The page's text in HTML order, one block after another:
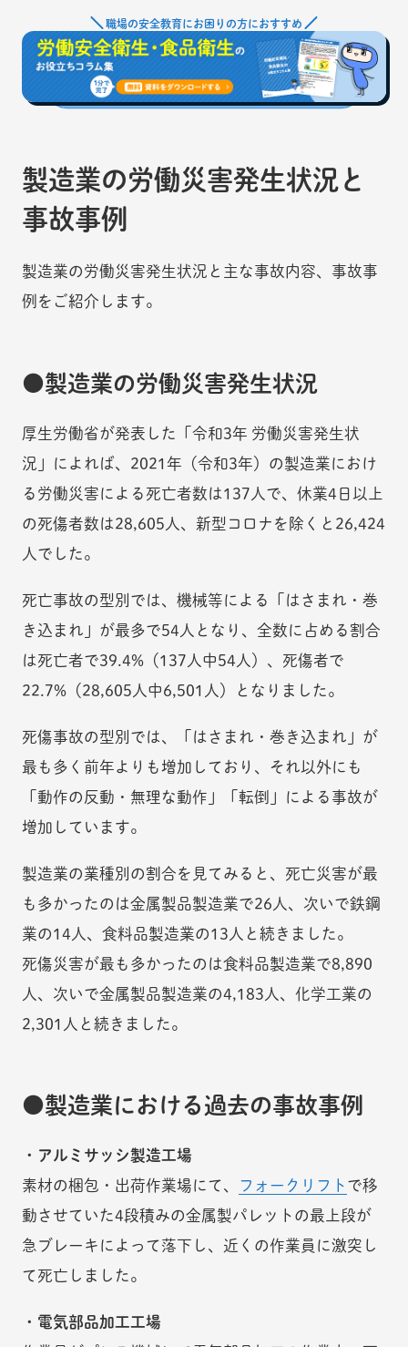
職場の安全教育にお困りの方におすすめ
製造業の労働災害発生状況と
事故事例
製造業の労働災害発生状況と主な事故内容、事故事
例をご紹介します。
製造業の労働災害発生状況
厚生労働省が発表した「令和3年 労働災害発生状
況」によれば、2021年（令和3年）の製造業におけ
る労働災害による死亡者数は137人で、休業4日以上
の死傷者数は28,605人、新型コロナを除くと26,424
人でした。
死亡事故の型別では、機械等による「はさまれ・巻
き込まれ」が最多で54人となり、全数に占める割合
は死亡者で39.4%（137人中54人）、死傷者で
22.7%（28,605人中6,501人）となりました。
死傷事故の型別では、「はさまれ・巻き込まれ」が
最も多く前年よりも増加しており、それ以外にも
「動作の反動・無理な動作」「転倒」による事故が
増加しています。
製造業の業種別の割合を見てみると、死亡災害が最
も多かったのは金属製品製造業で26人、次いで鉄鋼
業の14人、食料品製造業の13人と続きました。
死傷災害が最も多かったのは食料品製造業で8,890
人、次いで金属製品製造業の4,183人、化学工業の
2,301人と続きました。
製造業における過去の事故事例
・アルミサッシ製造工場
素材の梱包・出荷作業場にて、
フォークリフト で移
動させていた4段積みの金属製パレットの最上段が
急ブレーキによって落下し、近くの作業員に激突し
て死亡しました。
・電気部品加工工場